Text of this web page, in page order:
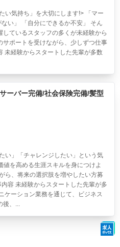
い気持ち」を大切にします!> 「マー
い」 「自分にできるか不安」 そん
ているスタッフの多くが未経験から
ポートを受けながら、少しずつ仕事
未経験からスタートした先輩が多数
ーバー完備/社会保険完備/髪型
い」「チャレンジしたい」という気
を高める生涯スキルを身につけよ
ら、将来の選択肢を増やしたい方募
容 未経験からスタートした先輩が多
ケーション業務を通じて、ビジネス
後、...